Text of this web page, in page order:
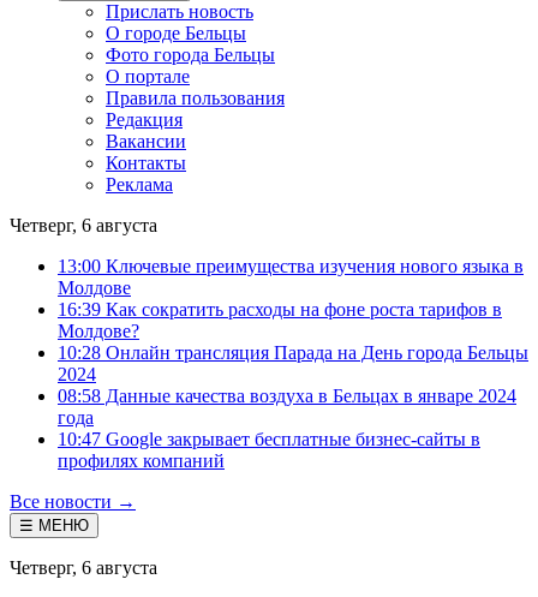
Прислать новость
О городе Бельцы
Фото города Бельцы
О портале
Правила пользования
Редакция
Вакансии
Контакты
Реклама
Четверг, 6 августа
13:00 Ключевые преимущества изучения нового языка в
Молдове
16:39 Как сократить расходы на фоне роста тарифов в
Молдове?
10:28 Онлайн трансляция Парада на День города Бельцы
2024
08:58 Данные качества воздуха в Бельцах в январе 2024
года
10:47 Google закрывает бесплатные бизнес-сайты в
профилях компаний
Все новости →
☰ МЕНЮ
Четверг, 6 августа